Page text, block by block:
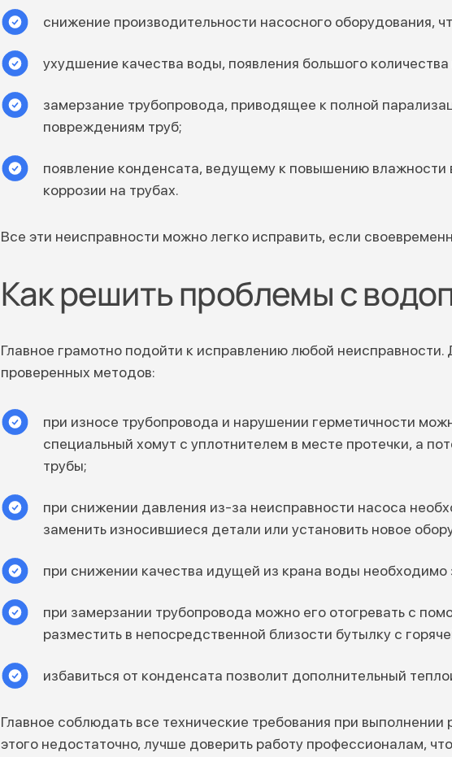
снижение производительности насосного оборудования,
ухудшение качества воды, появления большого
замерзание трубопровода, приводящее к полной
повреждениям труб;
появление конденсата, ведущему к повышению
коррозии на трубах.
Все эти неисправности можно легко исправить, если
Как решить проблемы с
Главное грамотно подойти к исправлению любой неисправности.
проверенных методов:
при износе трубопровода и нарушении герметичности
специальный хомут с уплотнителем в месте протечки, а
трубы;
при снижении давления из-за неисправности насоса
заменить износившиеся детали или установить новое
при снижении качества идущей из крана воды необходимо
при замерзании трубопровода можно его отогревать с
разместить в непосредственной близости бутылку с
избавиться от конденсата позволит дополнительный
Главное соблюдать все технические требования при
этого недостаточно, лучше доверить работу профессионалам,